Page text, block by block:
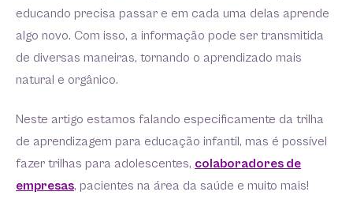
educando precisa passar e em cada uma delas aprende
algo novo. Com isso, a informação pode ser transmitida
de diversas maneiras, tornando o aprendizado mais
natural e orgânico.
Neste artigo estamos falando especificamente da trilha
de aprendizagem para educação infantil, mas é possível
fazer trilhas para adolescentes, colaboradores de
empresas, pacientes na área da saúde e muito mais!